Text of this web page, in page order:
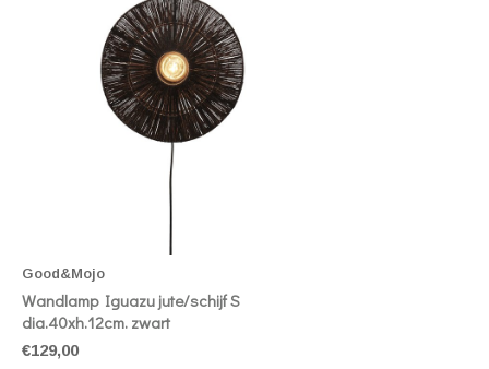
Good&Mojo
Wandlamp Iguazu jute/schijf S
dia.40xh.12cm. zwart
€129,00